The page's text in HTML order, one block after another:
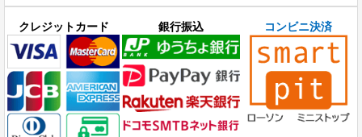
クレジットカード 銀行振込 コンビニ決済